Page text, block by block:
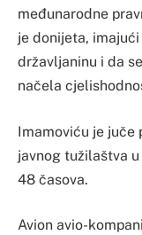
međunarodne
je donijeta,
državljaninu i da
načela
Imamoviću je juče
javnog tužilaštva
48 časova.
Avion avio-